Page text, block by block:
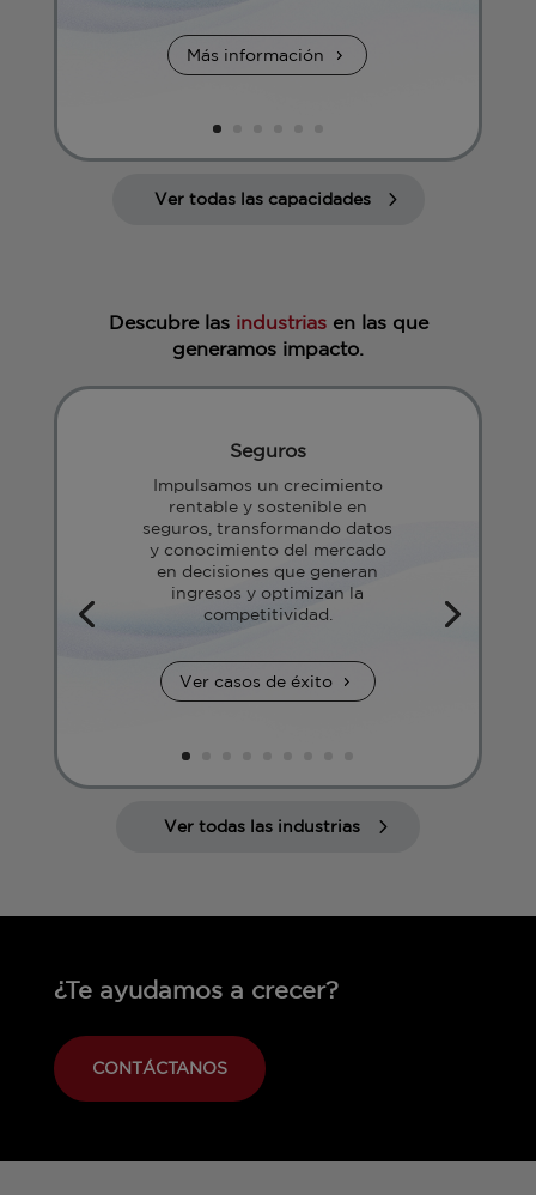
Más información
Ver todas las capacidades
Descubre las industrias en las que
generamos impacto.
Seguros
Impulsamos un crecimiento
rentable y sostenible en
seguros, transformando datos
y conocimiento del mercado
en decisiones que generan
ingresos y optimizan la
competitividad.
Ver casos de éxito
Ver todas las industrias
¿Te ayudamos a crecer?
CONTÁCTANOS